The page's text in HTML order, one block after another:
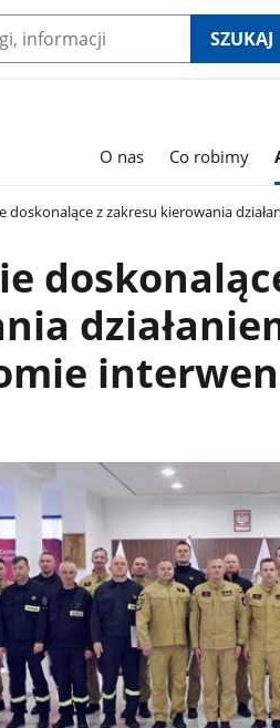
SZUKAJ
O nas Co robimy
doskonalące z zakresu kierowania